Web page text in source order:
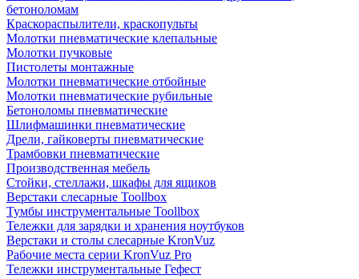
бетоноломам
Краскораспылители, краскопульты
Молотки пневматические клепальные
Молотки пучковые
Пистолеты монтажные
Молотки пневматические отбойные
Молотки пневматические рубильные
Бетоноломы пневматические
Шлифмашинки пневматические
Дрели, гайковерты пневматические
Трамбовки пневматические
Производственная мебель
Стойки, стеллажи, шкафы для ящиков
Верстаки слесарные Toollbox
Тумбы инструментальные Toollbox
Тележки для зарядки и хранения ноутбуков
Верстаки и столы слесарные KronVuz
Рабочие места серии KronVuz Pro
Тележки инструментальные Гефест